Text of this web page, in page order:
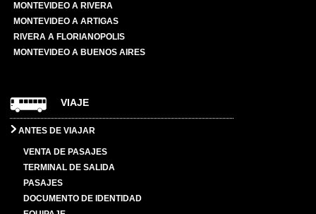
MONTEVIDEO A RIVERA
MONTEVIDEO A ARTIGAS
RIVERA A FLORIANOPOLIS
MONTEVIDEO A BUENOS AIRES
VIAJE
ANTES DE VIAJAR
VENTA DE PASAJES
TERMINAL DE SALIDA
PASAJES
DOCUMENTO DE IDENTIDAD